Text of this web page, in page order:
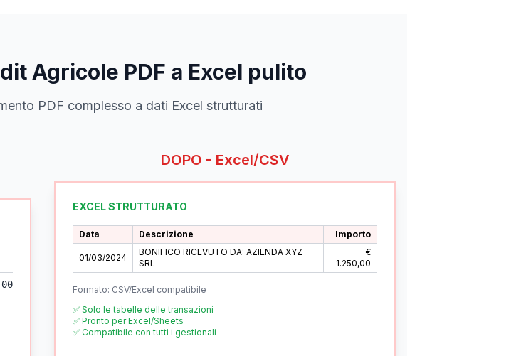
Agricole PDF a Excel pulito
PDF complesso a dati Excel strutturati
DOPO - Excel/CSV
EXCEL STRUTTURATO
Data Descrizione Importo
01/03/2024
BONIFICO RICEVUTO DA: AZIENDA XYZ
SRL
€
1.250,00
Formato: CSV/Excel compatibile
✅ Solo le tabelle delle transazioni
✅ Pronto per Excel/Sheets
✅ Compatibile con tutti i gestionali